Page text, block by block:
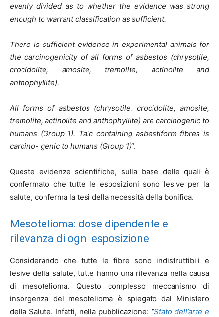
evenly divided as to whether the evidence was strong
enough to warrant classification as sufficient.
There is sufficient evidence in experimental animals for
the carcinogenicity of all forms of asbestos (chrysotile,
crocidolite, amosite, tremolite, actinolite and
anthophyllite).
All forms of asbestos (chrysotile, crocidolite, amosite,
tremolite, actinolite and anthophyllite) are carcinogenic to
humans (Group 1). Talc containing asbestiform fibres is
carcino- genic to humans (Group 1)“.
Queste evidenze scientifiche, sulla base delle quali è
confermato che tutte le esposizioni sono lesive per la
salute, conferma la tesi della necessità della bonifica.
Mesotelioma: dose dipendente e
rilevanza di ogni esposizione
Considerando che tutte le fibre sono indistruttibili e
lesive della salute, tutte hanno una rilevanza nella causa
di mesotelioma. Questo complesso meccanismo di
insorgenza del mesotelioma è spiegato dal Ministero
della Salute. Infatti, nella pubblicazione: “Stato dell’arte e